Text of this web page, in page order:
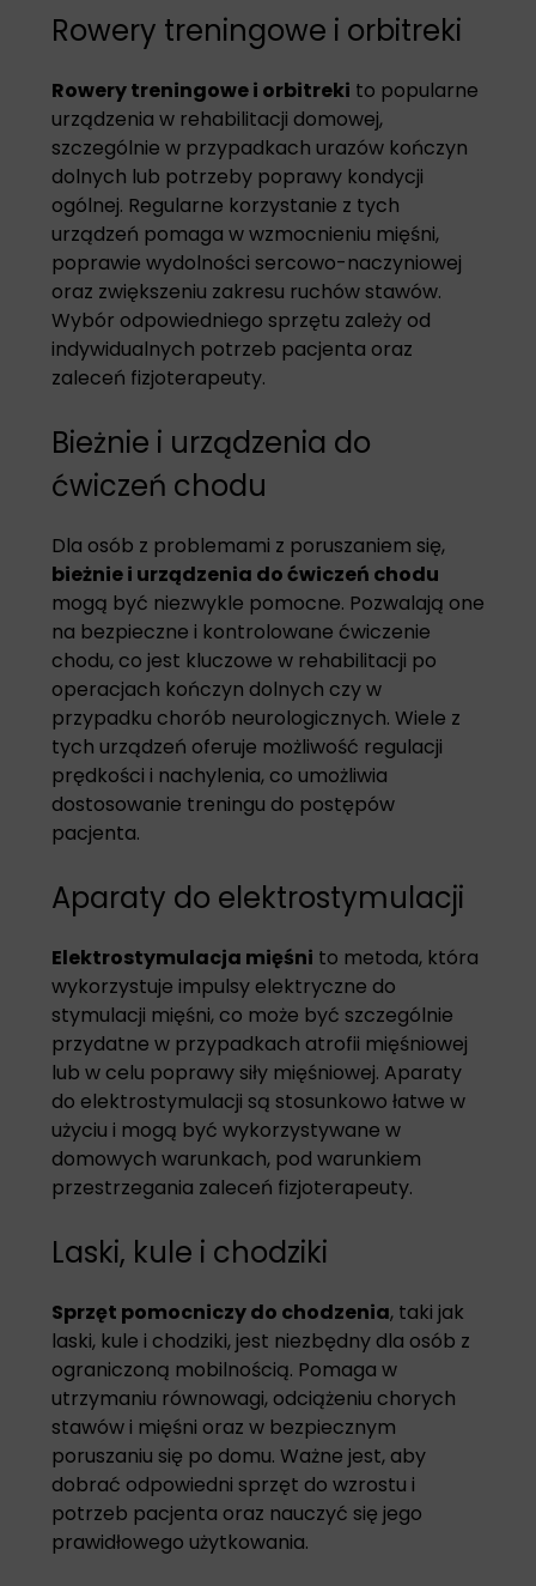
Rowery treningowe i orbitreki
Rowery treningowe i orbitreki to popularne
urządzenia w rehabilitacji domowej,
szczególnie w przypadkach urazów kończyn
dolnych lub potrzeby poprawy kondycji
ogólnej. Regularne korzystanie z tych
urządzeń pomaga w wzmocnieniu mięśni,
poprawie wydolności sercowo-naczyniowej
oraz zwiększeniu zakresu ruchów stawów.
Wybór odpowiedniego sprzętu zależy od
indywidualnych potrzeb pacjenta oraz
zaleceń fizjoterapeuty.
Bieżnie i urządzenia do
ćwiczeń chodu
Dla osób z problemami z poruszaniem się,
bieżnie i urządzenia do ćwiczeń chodu
mogą być niezwykle pomocne. Pozwalają one
na bezpieczne i kontrolowane ćwiczenie
chodu, co jest kluczowe w rehabilitacji po
operacjach kończyn dolnych czy w
przypadku chorób neurologicznych. Wiele z
tych urządzeń oferuje możliwość regulacji
prędkości i nachylenia, co umożliwia
dostosowanie treningu do postępów
pacjenta.
Aparaty do elektrostymulacji
Elektrostymulacja mięśni to metoda, która
wykorzystuje impulsy elektryczne do
stymulacji mięśni, co może być szczególnie
przydatne w przypadkach atrofii mięśniowej
lub w celu poprawy siły mięśniowej. Aparaty
do elektrostymulacji są stosunkowo łatwe w
użyciu i mogą być wykorzystywane w
domowych warunkach, pod warunkiem
przestrzegania zaleceń fizjoterapeuty.
Laski, kule i chodziki
Sprzęt pomocniczy do chodzenia, taki jak
laski, kule i chodziki, jest niezbędny dla osób z
ograniczoną mobilnością. Pomaga w
utrzymaniu równowagi, odciążeniu chorych
stawów i mięśni oraz w bezpiecznym
poruszaniu się po domu. Ważne jest, aby
dobrać odpowiedni sprzęt do wzrostu i
potrzeb pacjenta oraz nauczyć się jego
prawidłowego użytkowania.